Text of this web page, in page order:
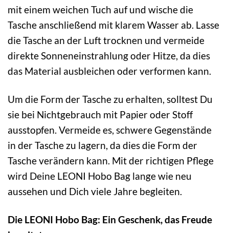
mit einem weichen Tuch auf und wische die
Tasche anschließend mit klarem Wasser ab. Lasse
die Tasche an der Luft trocknen und vermeide
direkte Sonneneinstrahlung oder Hitze, da dies
das Material ausbleichen oder verformen kann.
Um die Form der Tasche zu erhalten, solltest Du
sie bei Nichtgebrauch mit Papier oder Stoff
ausstopfen. Vermeide es, schwere Gegenstände
in der Tasche zu lagern, da dies die Form der
Tasche verändern kann. Mit der richtigen Pflege
wird Deine LEONI Hobo Bag lange wie neu
aussehen und Dich viele Jahre begleiten.
Die LEONI Hobo Bag: Ein Geschenk, das Freude